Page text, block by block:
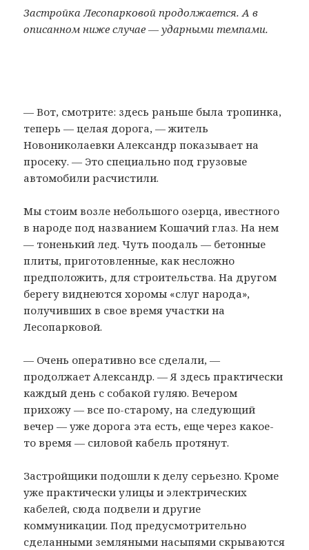
Застройка Лесопарковой продолжается. А в
описанном ниже случае — ударными темпами.
— Вот, смотрите: здесь раньше была тропинка,
теперь — целая дорога, — житель
Новониколаевки Александр показывает на
просеку. — Это специально под грузовые
автомобили расчистили.
Мы стоим возле небольшого озерца, ивестного
в народе под названием Кошачий глаз. На нем
— тоненький лед. Чуть поодаль — бетонные
плиты, приготовленные, как несложно
предположить, для строительства. На другом
берегу виднеются хоромы «слуг народа»,
получивших в свое время участки на
Лесопарковой.
— Очень оперативно все сделали, —
продолжает Александр. — Я здесь практически
каждый день с собакой гуляю. Вечером
прихожу — все по-старому, на следующий
вечер — уже дорога эта есть, еще через какое-
то время — силовой кабель протянут.
Застройщики подошли к делу серьезно. Кроме
уже практически улицы и электрических
кабелей, сюда подвели и другие
коммуникации. Под предусмотрительно
сделанными земляными насыпями скрываются